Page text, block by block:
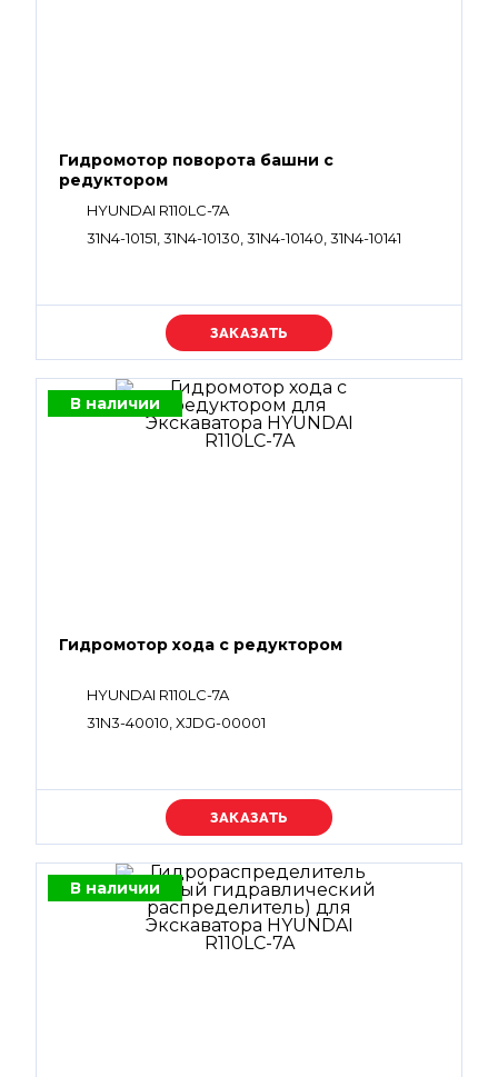
Гидромотор поворота башни с
редуктором
HYUNDAI R110LC-7A
31N4-10151, 31N4-10130, 31N4-10140, 31N4-10141
Уточняйте цену
В наличии
Гидромотор хода с редуктором
HYUNDAI R110LC-7A
31N3-40010, XJDG-00001
Уточняйте цену
В наличии